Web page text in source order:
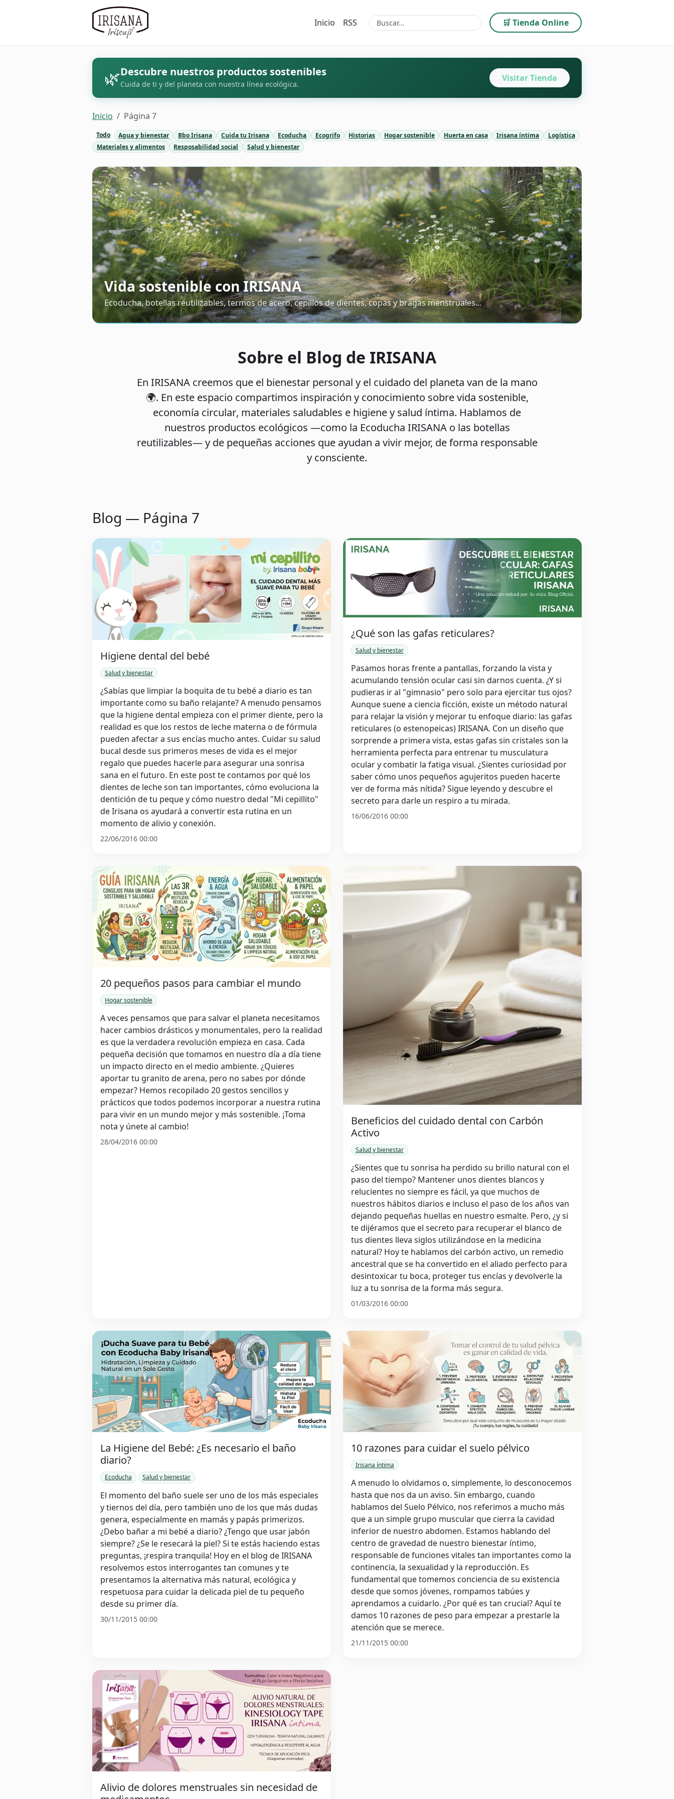
Inicio RSS 🛒 Tienda Online
🌿Descubre nuestros productos sostenibles
Cuida de ti y del planeta con nuestra línea ecológica.
Visitar Tienda
Inicio Página 7
Todo Agua y bienestar Bbo Irisana Cuida tu Irisana Ecoducha Ecogrifo Historias Hogar sostenible Huerta en casa Irisana íntima
Logística
Materiales y alimentos
Resposabilidad social Salud y bienestar
Vida sostenible con IRISANA
Ecoducha, botellas reutilizables, termos de acero, cepillos de dientes, copas y bragas menstruales...
Sobre el Blog de IRISANA
En IRISANA creemos que el bienestar personal y el cuidado del planeta van de la mano
🌍. En este espacio compartimos inspiración y conocimiento sobrevida sostenible,
economía circular, materiales saludables e higiene y salud íntima. Hablamos de
nuestros productos ecológicos —como la Ecoducha IRISANAo las botellas
reutilizables— y de pequeñas acciones que ayudan a vivir mejor, de forma responsable
y consciente.
Blog — Página 7
Higiene dental del bebé
Salud y bienestar
¿Sabías que limpiar la boquita de tu bebé a diario es tan
importante como su baño relajante? A menudo pensamos
que la higiene dental empieza con el primer diente, pero la
realidad es que los restos de leche materna o de fórmula
pueden afectar a sus encías mucho antes. Cuidar su salud
bucal desde sus primeros meses de vida es el mejor
regalo que puedes hacerle para asegurar una sonrisa
sana en el futuro. En este post te contamos por qué los
dientes de leche son tan importantes, cómo evoluciona la
dentición de tu peque y cómo nuestro dedal "Mi cepillito"
de Irisana os ayudará a convertir esta rutina en un
momento de alivio y conexión.
22/06/2016 00:00
¿Qué son las gafas reticulares?
Salud y bienestar
Pasamos horas frente a pantallas, forzando la vista y
acumulando tensión ocular casi sin darnos cuenta. ¿Y si
pudieras ir al "gimnasio" pero solo para ejercitar tus ojos?
Aunque suene a ciencia ficción, existe un método natural
para relajar la visión y mejorar tu enfoque diario: las gafas
reticulares (o estenopeicas) IRISANA. Con un diseño que
sorprende a primera vista, estas gafas sin cristales son la
herramienta perfecta para entrenar tu musculatura
ocular y combatir la fatiga visual. ¿Sientes curiosidad por
saber cómo unos pequeños agujeritos pueden hacerte
ver de forma más nítida? Sigue leyendo y descubre el
secreto para darle un respiro a tu mirada.
16/06/2016 00:00
20 pequeños pasos para cambiar el mundo
Hogar sostenible
A veces pensamos que para salvar el planeta necesitamos
hacer cambios drásticos y monumentales, pero la realidad
es que la verdadera revolución empieza en casa. Cada
pequeña decisión que tomamos en nuestro día a día tiene
un impacto directo en el medio ambiente. ¿Quieres
aportar tu granito de arena, pero no sabes por dónde
empezar? Hemos recopilado 20 gestos sencillos y
prácticos que todos podemos incorporar a nuestra rutina
para vivir en un mundo mejor y más sostenible. ¡Toma
nota y únete al cambio!
28/04/2016 00:00
Beneficios del cuidado dental con Carbón
Activo
Salud y bienestar
¿Sientes que tu sonrisa ha perdido su brillo natural con el
paso del tiempo? Mantener unos dientes blancos y
relucientes no siempre es fácil, ya que muchos de
nuestros hábitos diarios e incluso el paso de los años van
dejando pequeñas huellas en nuestro esmalte. Pero, ¿y si
te dijéramos que el secreto para recuperar el blanco de
tus dientes lleva siglos utilizándose en la medicina
natural? Hoy te hablamos del carbón activo, un remedio
ancestral que se ha convertido en el aliado perfecto para
desintoxicar tu boca, proteger tus encías y devolverle la
luz a tu sonrisa de la forma más segura.
01/03/2016 00:00
La Higiene del Bebé: ¿Es necesario el baño
diario?
Ecoducha Salud y bienestar
El momento del baño suele ser uno de los más especiales
y tiernos del día, pero también uno de los que más dudas
genera, especialmente en mamás y papás primerizos.
¿Debo bañar a mi bebé a diario? ¿Tengo que usar jabón
siempre? ¿Se le resecará la piel? Si te estás haciendo estas
preguntas, ¡respira tranquila! Hoy en el blog de IRISANA
resolvemos estos interrogantes tan comunes y te
presentamos la alternativa más natural, ecológica y
respetuosa para cuidar la delicada piel de tu pequeño
desde su primer día.
30/11/2015 00:00
10 razones para cuidar el suelo pélvico
Irisana íntima
A menudo lo olvidamos o, simplemente, lo desconocemos
hasta que nos da un aviso. Sin embargo, cuando
hablamos del Suelo Pélvico, nos referimos a mucho más
que a un simple grupo muscular que cierra la cavidad
inferior de nuestro abdomen. Estamos hablando del
centro de gravedad de nuestro bienestar íntimo,
responsable de funciones vitales tan importantes como la
continencia, la sexualidad y la reproducción. Es
fundamental que tomemos conciencia de su existencia
desde que somos jóvenes, rompamos tabúes y
aprendamos a cuidarlo. ¿Por qué es tan crucial? Aquí te
damos 10 razones de peso para empezar a prestarle la
atención que se merece.
21/11/2015 00:00
Alivio de dolores menstruales sin necesidad de